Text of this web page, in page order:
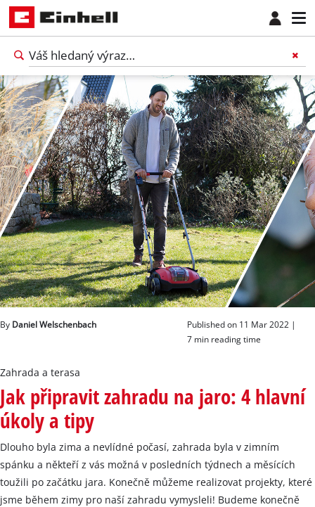
Slovenský
SKSlovenský
By Daniel Welschenbach
Published on 11 Mar 2022 |
7 min reading time
Zahrada a terasa
Jak připravit zahradu na jaro: 4 hlavní
úkoly a tipy
Dlouho byla zima a nevlídné počasí, zahrada byla v zimním
spánku a někteří z vás možná v posledních týdnech a měsících
toužili po začátku jara. Konečně můžeme realizovat projekty, které
jsme během zimy pro naší zahradu vymysleli! Budeme konečně